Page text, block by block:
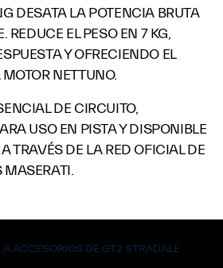
DESATA LA POTENCIA BRUTA
REDUCE EL PESO EN 7 KG,
Y OFRECIENDO EL
NETTUNO.
DE CIRCUITO,
USO EN PISTA Y DISPONIBLE
TRAVÉS DE LA RED OFICIAL DE
A ACCESORIOS DE GT2 STRADALE